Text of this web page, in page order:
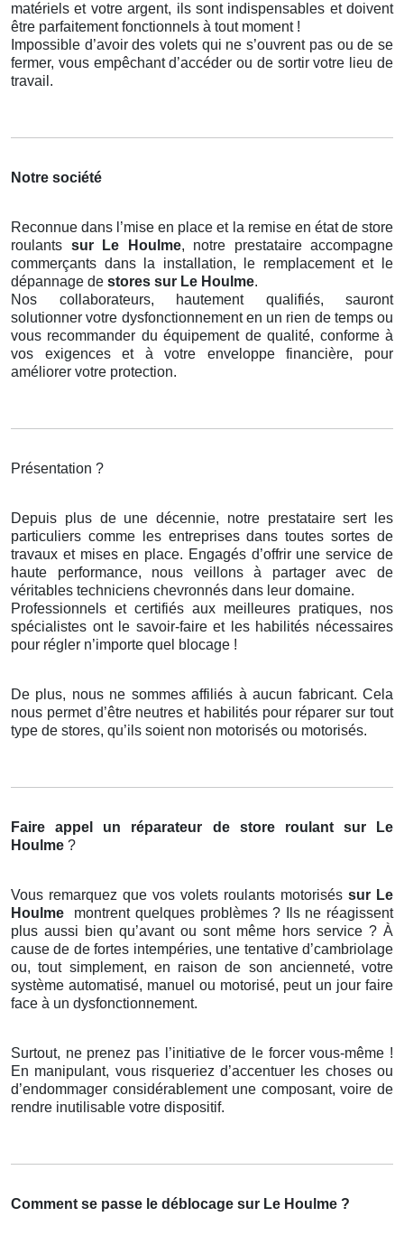
matériels et votre argent, ils sont indispensables et doivent
être parfaitement fonctionnels à tout moment !
Impossible d’avoir des volets qui ne s’ouvrent pas ou de se
fermer, vous empêchant d’accéder ou de sortir votre lieu de
travail.
Notre société
Reconnue dans l’mise en place et la remise en état de store
roulants sur Le Houlme, notre prestataire accompagne
commerçants dans la installation, le remplacement et le
dépannage de stores sur Le Houlme.
Nos collaborateurs, hautement qualifiés, sauront
solutionner votre dysfonctionnement en un rien de temps ou
vous recommander du équipement de qualité, conforme à
vos exigences et à votre enveloppe financière, pour
améliorer votre protection.
Présentation ?
Depuis plus de une décennie, notre prestataire sert les
particuliers comme les entreprises dans toutes sortes de
travaux et mises en place. Engagés d’offrir une service de
haute performance, nous veillons à partager avec de
véritables techniciens chevronnés dans leur domaine.
Professionnels et certifiés aux meilleures pratiques, nos
spécialistes ont le savoir-faire et les habilités nécessaires
pour régler n’importe quel blocage !
De plus, nous ne sommes affiliés à aucun fabricant. Cela
nous permet d’être neutres et habilités pour réparer sur tout
type de stores, qu’ils soient non motorisés ou motorisés.
Faire appel un réparateur de store roulant
sur Le
Houlme ?
Vous remarquez que vos volets roulants motorisés sur Le
Houlme
montrent quelques problèmes ? Ils ne réagissent
plus aussi bien qu’avant ou sont même hors service ? À
cause de de fortes intempéries, une tentative d’cambriolage
ou, tout simplement, en raison de son ancienneté, votre
système automatisé, manuel ou motorisé, peut un jour faire
face à un dysfonctionnement.
Surtout, ne prenez pas l’initiative de le forcer vous-même !
En manipulant, vous risqueriez d’accentuer les choses ou
d’endommager considérablement une composant, voire de
rendre inutilisable votre dispositif.
Comment se passe le déblocage sur Le Houlme ?